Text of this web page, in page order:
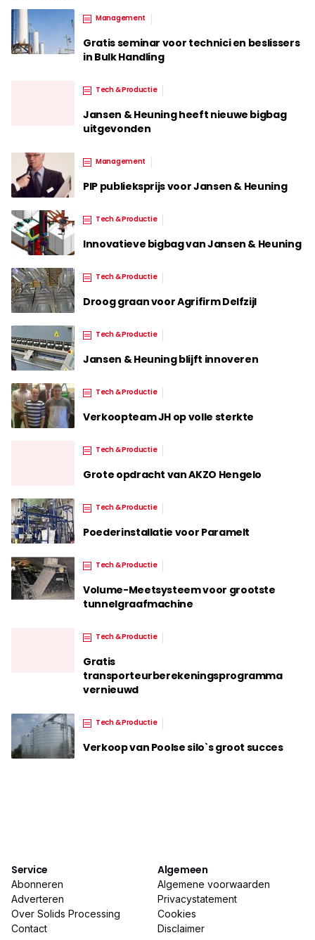
Management
Gratis seminar voor technici en beslissers
in Bulk Handling
Tech & Productie
Jansen & Heuning heeft nieuwe bigbag
uitgevonden
Management
PIP publieksprijs voor Jansen & Heuning
Tech & Productie
Innovatieve bigbag van Jansen & Heuning
Tech & Productie
Droog graan voor Agrifirm Delfzijl
Tech & Productie
Jansen & Heuning blijft innoveren
Tech & Productie
Verkoopteam JH op volle sterkte
Tech & Productie
Grote opdracht van AKZO Hengelo
Tech & Productie
Poederinstallatie voor Paramelt
Tech & Productie
Volume-Meetsysteem voor grootste
tunnelgraafmachine
Tech & Productie
Gratis
transporteurberekeningsprogramma
vernieuwd
Tech & Productie
Verkoop van Poolse silo`s groot succes
Service
Abonneren
Adverteren
Over Solids Processing
Contact
Algemeen
Algemene voorwaarden
Privacystatement
Cookies
Disclaimer